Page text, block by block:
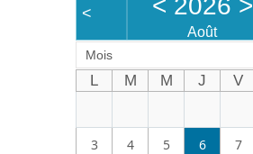
< < 2026 >
Août
Mois
L M M J V
3 4 5 6 7